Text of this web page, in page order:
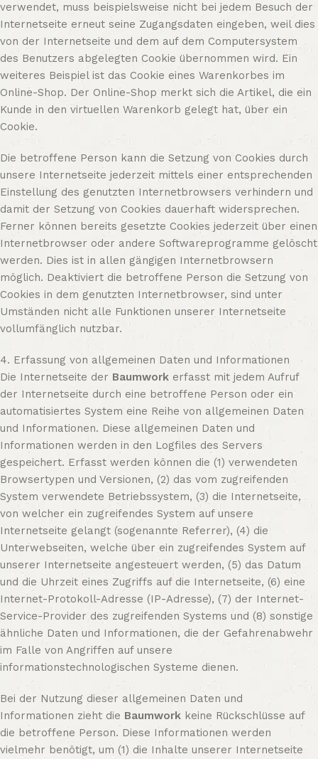
verwendet, muss beispielsweise nicht bei jedem Besuch der
Internetseite erneut seine Zugangsdaten eingeben, weil dies
von der Internetseite und dem auf dem Computersystem
des Benutzers abgelegten Cookie übernommen wird. Ein
weiteres Beispiel ist das Cookie eines Warenkorbes im
Online-Shop. Der Online-Shop merkt sich die Artikel, die ein
Kunde in den virtuellen Warenkorb gelegt hat, über ein
Cookie.
Die betroffene Person kann die Setzung von Cookies durch
unsere Internetseite jederzeit mittels einer entsprechenden
Einstellung des genutzten Internetbrowsers verhindern und
damit der Setzung von Cookies dauerhaft widersprechen.
Ferner können bereits gesetzte Cookies jederzeit über einen
Internetbrowser oder andere Softwareprogramme gelöscht
werden. Dies ist in allen gängigen Internetbrowsern
möglich. Deaktiviert die betroffene Person die Setzung von
Cookies in dem genutzten Internetbrowser, sind unter
Umständen nicht alle Funktionen unserer Internetseite
vollumfänglich nutzbar.
4. Erfassung von allgemeinen Daten und Informationen
Die Internetseite der Baumwork erfasst mit jedem Aufruf
der Internetseite durch eine betroffene Person oder ein
automatisiertes System eine Reihe von allgemeinen Daten
und Informationen. Diese allgemeinen Daten und
Informationen werden in den Logfiles des Servers
gespeichert. Erfasst werden können die (1) verwendeten
Browsertypen und Versionen, (2) das vom zugreifenden
System verwendete Betriebssystem, (3) die Internetseite,
von welcher ein zugreifendes System auf unsere
Internetseite gelangt (sogenannte Referrer), (4) die
Unterwebseiten, welche über ein zugreifendes System auf
unserer Internetseite angesteuert werden, (5) das Datum
und die Uhrzeit eines Zugriffs auf die Internetseite, (6) eine
Internet-Protokoll-Adresse (IP-Adresse), (7) der Internet-
Service-Provider des zugreifenden Systems und (8) sonstige
ähnliche Daten und Informationen, die der Gefahrenabwehr
im Falle von Angriffen auf unsere
informationstechnologischen Systeme dienen.
Bei der Nutzung dieser allgemeinen Daten und
Informationen zieht die Baumwork keine Rückschlüsse auf
die betroffene Person. Diese Informationen werden
vielmehr benötigt, um (1) die Inhalte unserer Internetseite